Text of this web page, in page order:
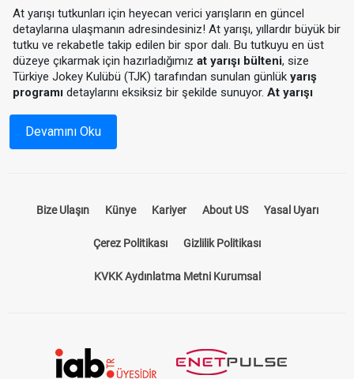
At yarışı tutkunları için heyecan verici yarışların en güncel
detaylarına ulaşmanın adresindesiniz! At yarışı, yıllardır büyük bir
tutku ve rekabetle takip edilen bir spor dalı. Bu tutkuyu en üst
düzeye çıkarmak için hazırladığımızat yarışı bülteni, size
Türkiye Jokey Kulübü (TJK) tarafından sunulan günlükyarış
programı detaylarını eksiksiz bir şekilde sunuyor.At yarışı
durumlarını önceden inceleyebilir, yarışlardan en iyi sonuçları
almak için stratejinizi oluşturabilirsiniz.
kapsamı bir rehberdir. Hangi hipodromda, hangi atların
ve pist koşullarını öğrenmek için ideal bir kaynaktır. Bizim
TJK Yarış Programı ile Güncel Bilgilere
Devamını Oku
Bize Ulaşın Künye Kariyer About US Yasal Uyarı
Çerez Politikası Gizlilik Politikası
KVKK Aydınlatma Metni Kurumsal